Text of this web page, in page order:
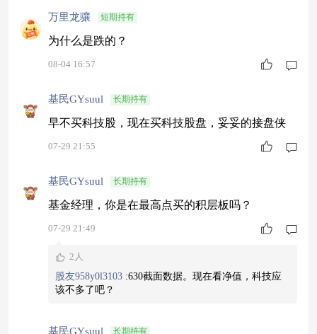
万里龙骧 短期持有
为什么是跌的？
08-04 16:57
基民GYsuul 长期持有
早不买科技股，现在买科技股盘，妥妥的接盘侠
07-29 21:55
基民GYsuul 长期持有
基金经理，你是在最高点买的积层板吗？
07-29 21:49
2人
股友958y0l3103 :630截面数据。现在看净值，科技应
该不多了吧？
基民GYsuul 长期持有